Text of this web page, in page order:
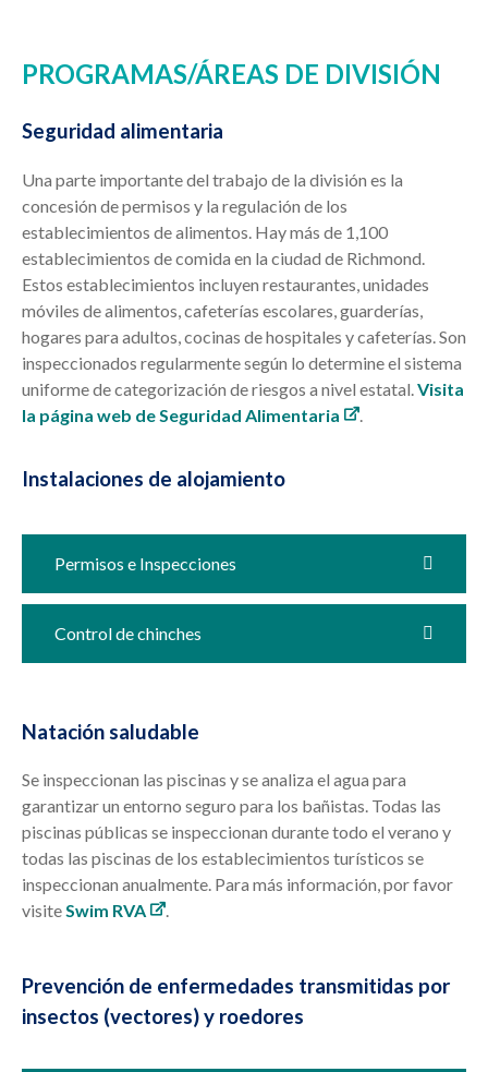
PROGRAMAS/ÁREAS DE DIVISIÓN
Seguridad alimentaria
Una parte importante del trabajo de la división es la
concesión de permisos y la regulación de los
establecimientos de alimentos. Hay más de 1,100
establecimientos de comida en la ciudad de Richmond.
Estos establecimientos incluyen restaurantes, unidades
móviles de alimentos, cafeterías escolares, guarderías,
hogares para adultos, cocinas de hospitales y cafeterías. Son
inspeccionados regularmente según lo determine el sistema
uniforme de categorización de riesgos a nivel estatal. Visita
la página web de Seguridad Alimentaria
Instalaciones de alojamiento
Permisos e Inspecciones
Control de chinches
Natación saludable
Se inspeccionan las piscinas y se analiza el agua para
garantizar un entorno seguro para los bañistas. Todas las
piscinas públicas se inspeccionan durante todo el verano y
todas las piscinas de los establecimientos turísticos se
inspeccionan anualmente. Para más información, por favor
visiteSwim RVA .
Prevención de enfermedades transmitidas por
insectos (vectores) y roedores